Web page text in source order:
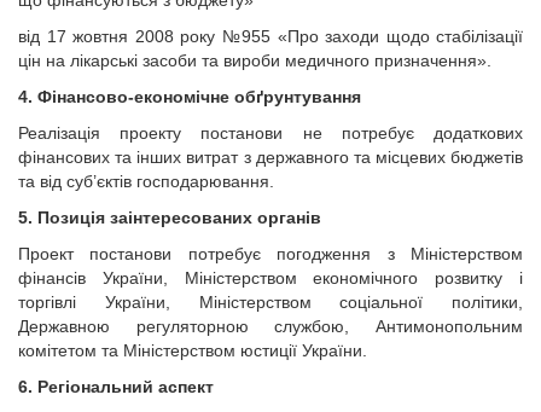
від 17 жовтня 2008 року №955 «Про заходи щодо стабілізації
цін на лікарські засоби та вироби медичного призначення».
4. Фінансово-економічне обґрунтування
Реалізація проекту постанови не потребує додаткових
фінансових та інших витрат з державного та місцевих бюджетів
та від суб’єктів господарювання.
5. Позиція заінтересованих органів
Проект постанови потребує погодження з Міністерством
фінансів України, Міністерством економічного розвитку і
торгівлі України, Міністерством соціальної політики,
Державною регуляторною службою, Антимонопольним
комітетом та Міністерством юстиції України.
6. Регіональний аспект